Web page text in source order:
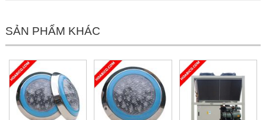
SẢN PHẨM KHÁC